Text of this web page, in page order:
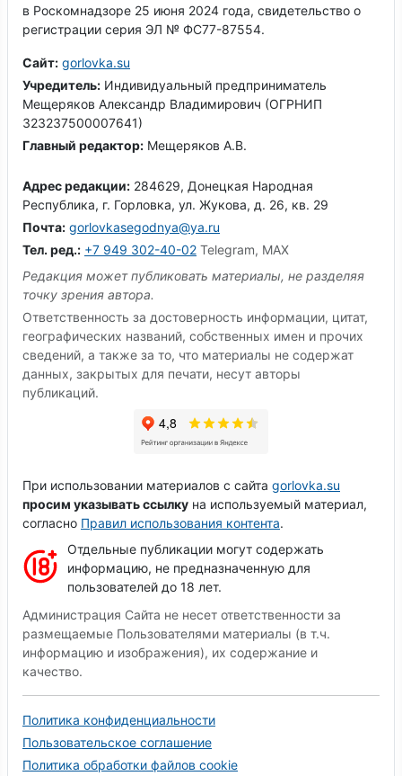
в Роскомнадзоре 25 июня 2024 года, свидетельство о
регистрации серия ЭЛ № ФС77-87554.
Сайт: gorlovka.su
Учредитель: Индивидуальный предприниматель
Мещеряков Александр Владимирович (ОГРНИП
323237500007641)
Главный редактор: Мещеряков А.В.
Адрес редакции: 284629, Донецкая Народная
Республика, г. Горловка, ул. Жукова, д. 26, кв. 29
Почта: gorlovkasegodnya@ya.ru
Тел. ред.: +7 949 302-40-02 Telegram, MAX
Редакция может публиковать материалы, не разделяя
точку зрения автора.
Ответственность за достоверность информации, цитат,
географических названий, собственных имен и прочих
сведений, а также за то, что материалы не содержат
данных, закрытых для печати, несут авторы
публикаций.
При использовании материалов с сайта gorlovka.su
просим указывать ссылку на используемый материал,
согласно Правил использования контента.
Отдельные публикации могут содержать
информацию, не предназначенную для
пользователей до 18 лет.
Администрация Сайта не несет ответственности за
размещаемые Пользователями материалы (в т.ч.
информацию и изображения), их содержание и
качество.
Политика конфиденциальности
Пользовательское соглашение
Политика обработки файлов cookie